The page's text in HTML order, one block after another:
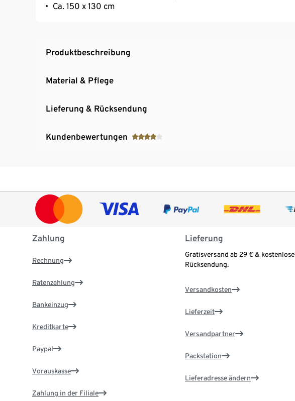
Ca. 150 x 130 cm
Produktbeschreibung
Material & Pflege
Lieferung & Rücksendung
Kundenbewertungen
Zahlung
Rechnung
Ratenzahlung
Bankeinzug
Kreditkarte
Paypal
Vorauskasse
Zahlung in der Filiale
Lieferung
Gratisversand ab 29 € & kostenlose
Rücksendung.
Versandkosten
Lieferzeit
Versandpartner
Packstation
Lieferadresse ändern